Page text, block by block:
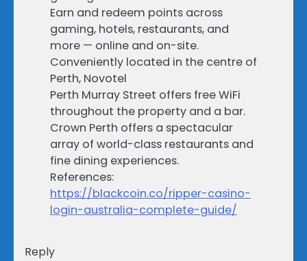
Earn and redeem points across
gaming, hotels, restaurants, and
more — online and on-site.
Conveniently located in the centre of
Perth, Novotel
Perth Murray Street offers free WiFi
throughout the property and a bar.
Crown Perth offers a spectacular
array of world-class restaurants and
fine dining experiences.
References:
https://blackcoin.co/ripper-casino-
login-australia-complete-guide/
Reply